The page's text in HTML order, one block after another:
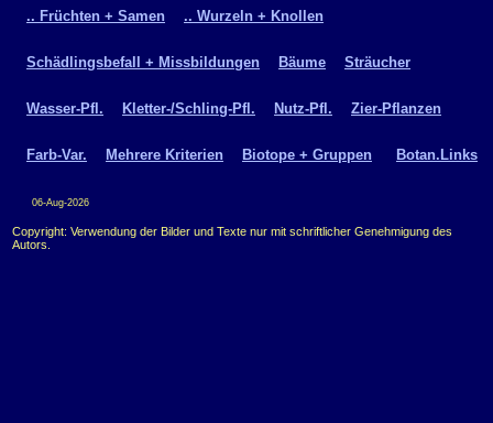
.. Früchten + Samen .. Wurzeln + Knollen
Schädlingsbefall + Missbildungen Bäume Sträucher
Wasser-Pfl. Kletter-/Schling-Pfl. Nutz-Pfl. Zier-Pflanzen
Farb-Var. Mehrere Kriterien Biotope + Gruppen Botan.Links
06-Aug-2026
Copyright: Verwendung der Bilder und Texte nur mit schriftlicher Genehmigung des
Autors.